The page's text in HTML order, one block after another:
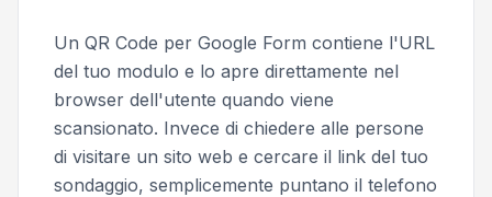
Un QR Code per Google Form contiene l'URL
del tuo modulo e lo apre direttamente nel
browser dell'utente quando viene
scansionato. Invece di chiedere alle persone
di visitare un sito web e cercare il link del tuo
sondaggio, semplicemente puntano il telefono